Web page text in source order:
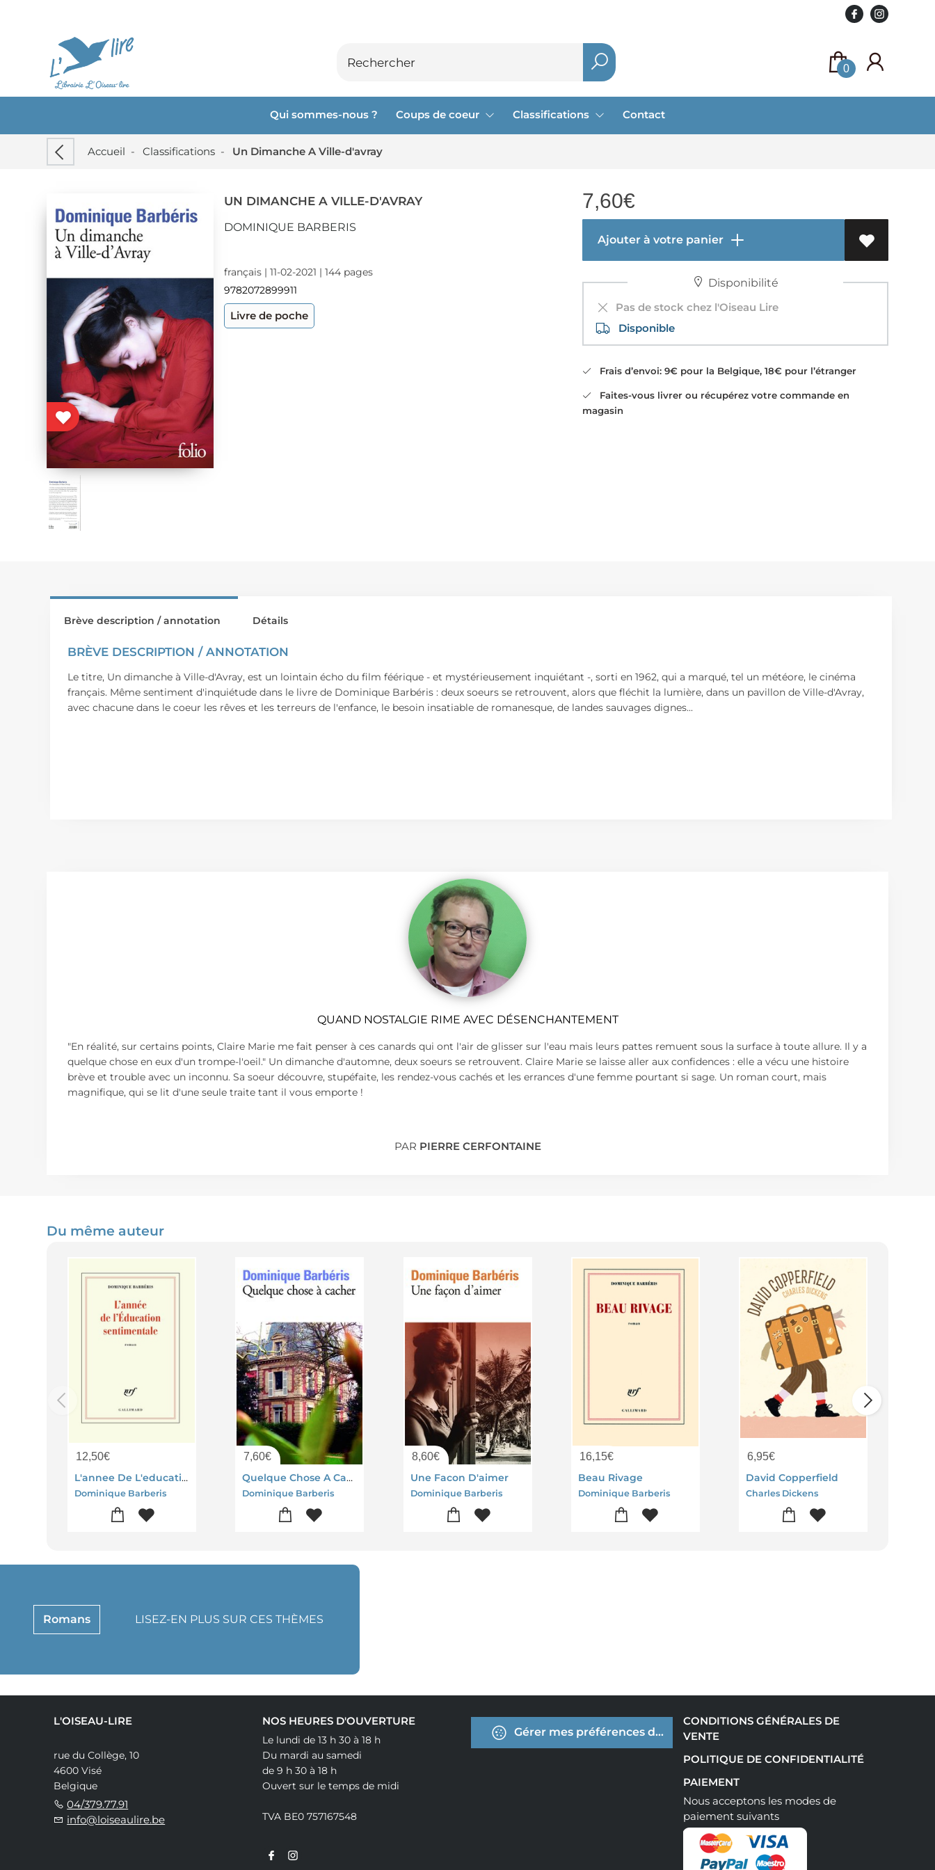
0
Qui sommes-nous ? Coups de coeur Classifications Contact
Accueil - Classifications - Un Dimanche A Ville-d'avray
UN DIMANCHE A VILLE-D'AVRAY
DOMINIQUE BARBERIS
français | 11-02-2021 | 144 pages
9782072899911
Livre de poche
7,60€
Ajouter à votre panier
Disponibilité
Pas de stock chez l'Oiseau Lire
Disponible
Frais d’envoi: 9€ pour la Belgique, 18€ pour l’étranger
Faites-vous livrer ou récupérez votre commande en
magasin
Brève description / annotation
BRÈVE DESCRIPTION / ANNOTATION
Le titre, Un dimanche à Ville-d'Avray, est un lointain écho du film féérique - et mystérieusement inquiétant -, sorti en 1962, qui a marqué, tel un météore, le cinéma
français. Même sentiment d'inquiétude dans le livre de Dominique Barbéris : deux soeurs se retrouvent, alors que fléchit la lumière, dans un pavillon de Ville-d'Avray,
avec chacune dans le coeur les rêves et les terreurs de l'enfance, le besoin insatiable de romanesque, de landes sauvages dignes...
Détails
QUAND NOSTALGIE RIME AVEC DÉSENCHANTEMENT
"En réalité, sur certains points, Claire Marie me fait penser à ces canards qui ont l'air de glisser sur l'eau mais leurs pattes remuent sous la surface à toute allure. Il y a
quelque chose en eux d'un trompe-l'oeil." Un dimanche d'automne, deux soeurs se retrouvent. Claire Marie se laisse aller aux confidences : elle a vécu une histoire
brève et trouble avec un inconnu. Sa soeur découvre, stupéfaite, les rendez-vous cachés et les errances d'une femme pourtant si sage. Un roman court, mais
magnifique, qui se lit d'une seule traite tant il vous emporte !
PAR PIERRE CERFONTAINE
Du même auteur
12,50€
L'annee De L'education Sentimentale
Dominique Barberis
7,60€
Quelque Chose A Cacher
Dominique Barberis
8,60€
Une Facon D'aimer
Dominique Barberis
16,15€
Beau Rivage
Dominique Barberis
6,95€
David Copperfield
Charles Dickens
Romans LISEZ-EN PLUS SUR CES THÈMES
L'OISEAU-LIRE
rue du Collège, 10
4600 Visé
Belgique
04/379.77.91
info@loiseaulire.be
NOS HEURES D'OUVERTURE
Le lundi de 13 h 30 à 18 h
Du mardi au samedi
de 9 h 30 à 18 h
Ouvert sur le temps de midi
TVA BE0 757167548
Gérer mes préférences de cookies
CONDITIONS GÉNÉRALES DE
VENTE
POLITIQUE DE CONFIDENTIALITÉ
PAIEMENT
Nous acceptons les modes de
paiement suivants